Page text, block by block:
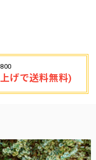
げで送料無料)